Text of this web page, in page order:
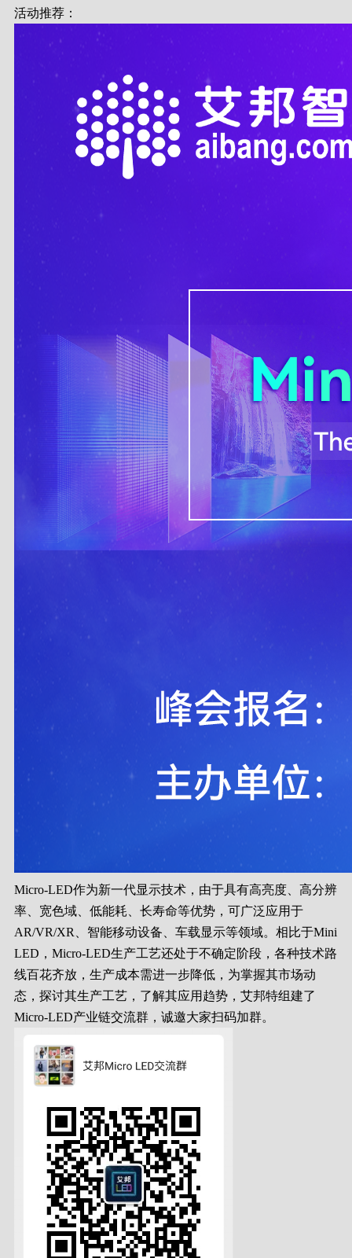
活动推荐：
Micro-LED作为新一代显示技术，由于具有高亮度、高分辨
率、宽色域、低能耗、长寿命等优势，可广泛应用于
AR/VR/XR、智能移动设备、车载显示等领域。相比于Mini
LED，Micro-LED生产工艺还处于不确定阶段，各种技术路
线百花齐放，生产成本需进一步降低，为掌握其市场动
态，探讨其生产工艺，了解其应用趋势，艾邦特组建了
Micro-LED产业链交流群，诚邀大家扫码加群。